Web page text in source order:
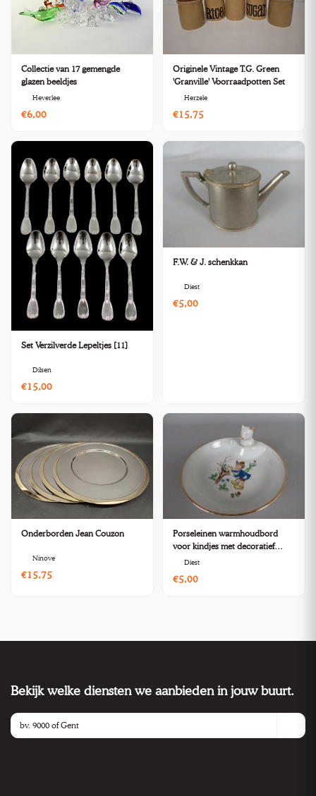
Collectie van 17 gemengde
glazen beeldjes
Heverlee
€6,00
Originele Vintage T.G. Green
'Granville' Voorraadpotten Set
Herzele
€15,75
Set Verzilverde Lepeltjes [11]
Dilsen
€15,00
F.W. & J. schenkkan
Diest
€5,00
Onderborden Jean Couzon
Ninove
€15,75
Porseleinen warmhoudbord
voor kindjes met decoratief
figuurtje
Diest
€5,00
Bekijk welke diensten we aanbieden in jouw buurt.